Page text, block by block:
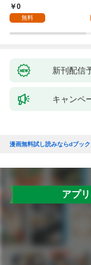
側～(1)
0
無料
新刊配信
キャンペ
漫画無料試し読みならdブック
アプ